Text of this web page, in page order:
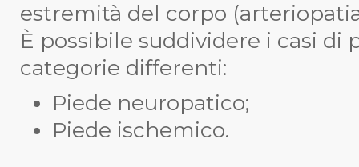
estremità del corpo
È possibile suddividere i casi di
categorie differenti:
Piede neuropatico;
Piede ischemico.